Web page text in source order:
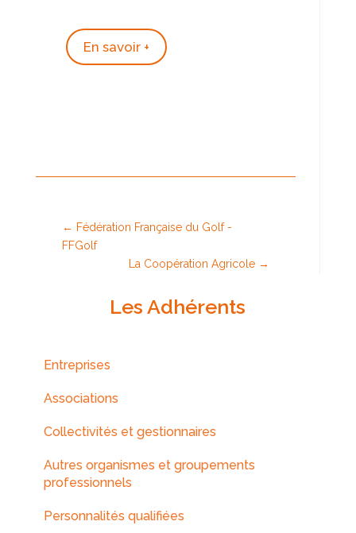
En savoir +
← Fédération Française du Golf -
FFGolf
La Coopération Agricole →
Les Adhérents
Entreprises
Associations
Collectivités et gestionnaires
Autres organismes et groupements
professionnels
Personnalités qualifiées